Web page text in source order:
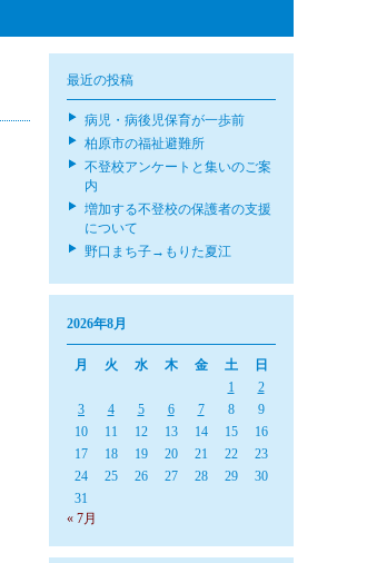
最近の投稿
病児・病後児保育が一歩前
柏原市の福祉避難所
不登校アンケートと集いのご案
内
増加する不登校の保護者の支援
について
野口まち子→もりた夏江
2026年8月
月 火 水 木 金 土
日
1
2
3
4 5 6 7 8
9
10
11 12 13 14 15
16
17
18 19 20 21 22
23
24
25 26 27 28 29
30
31
« 7月